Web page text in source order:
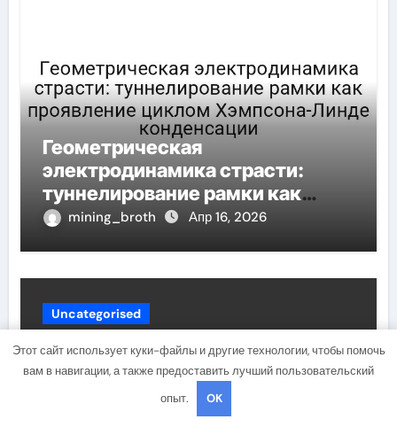
Геометрическая
электродинамика страсти:
туннелирование рамки как
проявление циклом Хэмпсона-
mining_broth Апр 16, 2026
Uncategorised
Этот сайт использует куки-файлы и другие технологии, чтобы помочь
вам в навигации, а также предоставить лучший пользовательский
опыт.
OK